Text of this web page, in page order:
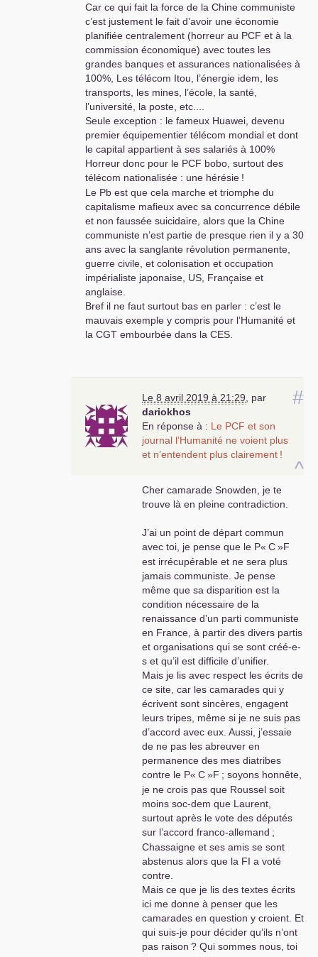
Car ce qui fait la force de la Chine communiste
c’est justement le fait d’avoir une économie
planifiée centralement (horreur au PCF et à la
commission économique) avec toutes les
grandes banques et assurances nationalisées à
100%, Les télécom Itou, l’énergie idem, les
transports, les mines, l’école, la santé,
l’université, la poste, etc....
Seule exception : le fameux Huawei, devenu
premier équipementier télécom mondial et dont
le capital appartient à ses salariés à 100%
Horreur donc pour le PCF bobo, surtout des
télécom nationalisée : une hérésie !
Le Pb est que cela marche et triomphe du
capitalisme mafieux avec sa concurrence débile
et non faussée suicidaire, alors que la Chine
communiste n’est partie de presque rien il y a 30
ans avec la sanglante révolution permanente,
guerre civile, et colonisation et occupation
impérialiste japonaise, US, Française et
anglaise.
Bref il ne faut surtout bas en parler : c’est le
mauvais exemple y compris pour l’Humanité et
la CGT embourbée dans la CES.
#
^
Le 8 avril 2019 à 21:29, par
dariokhos
En réponse à : Le PCF et son
journal l’Humanité ne voient plus
et n’entendent plus clairement !
Cher camarade Snowden, je te
trouve là en pleine contradiction.
J’ai un point de départ commun
avec toi, je pense que le P« C»F
est irrécupérable et ne sera plus
jamais communiste. Je pense
même que sa disparition est la
condition nécessaire de la
renaissance d’un parti communiste
en France, à partir des divers partis
et organisations qui se sont créé-e-
s et qu’il est difficile d’unifier.
Mais je lis avec respect les écrits de
ce site, car les camarades qui y
écrivent sont sincères, engagent
leurs tripes, même si je ne suis pas
d’accord avec eux. Aussi, j’essaie
de ne pas les abreuver en
permanence des mes diatribes
contre le P« C»F ; soyons honnête,
je ne crois pas que Roussel soit
moins soc-dem que Laurent,
surtout après le vote des députés
sur l’accord franco-allemand ;
Chassaigne et ses amis se sont
abstenus alors que la FI a voté
contre.
Mais ce que je lis des textes écrits
ici me donne à penser que les
camarades en question y croient. Et
qui suis-je pour décider qu’ils n’ont
pas raison ? Qui sommes nous, toi